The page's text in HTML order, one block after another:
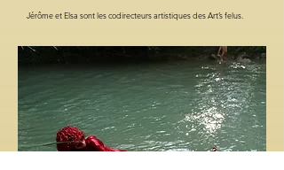
Jérôme et Elsa sont les codirecteurs artistiques des Art’s felus.